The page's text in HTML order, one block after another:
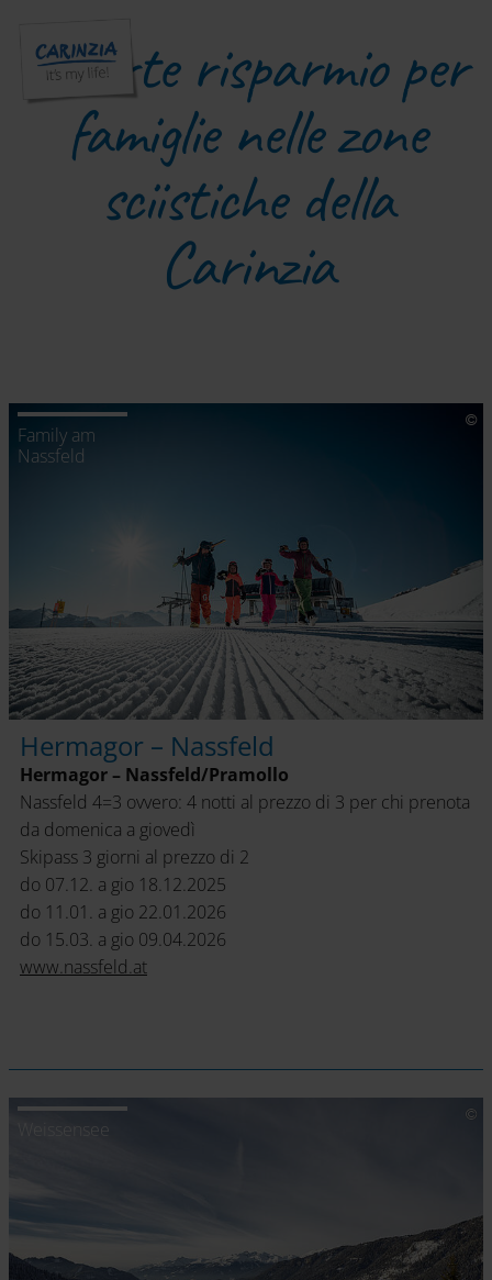
Offerte risparmio per
famiglie nelle zone
sciistiche della
Carinzia
Family am
Nassfeld
Hermagor – Nassfeld
Hermagor – Nassfeld/Pramollo
Nassfeld 4=3 ovvero: 4 notti al prezzo di 3 per chi prenota
da domenica a giovedì
Skipass 3 giorni al prezzo di 2
do 07.12. a gio 18.12.2025
do 11.01. a gio 22.01.2026
do 15.03. a gio 09.04.2026
www.nassfeld.at
Weissensee